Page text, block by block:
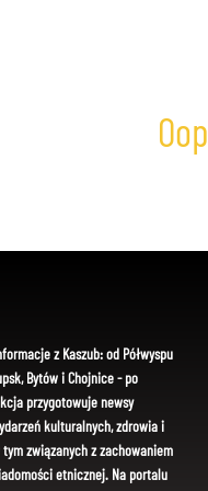
z Kaszub: od Półwyspu
Bytów i Chojnice - po
przygotowuje newsy
kulturalnych, zdrowia i
związanych z zachowaniem
etnicznej. Na portalu